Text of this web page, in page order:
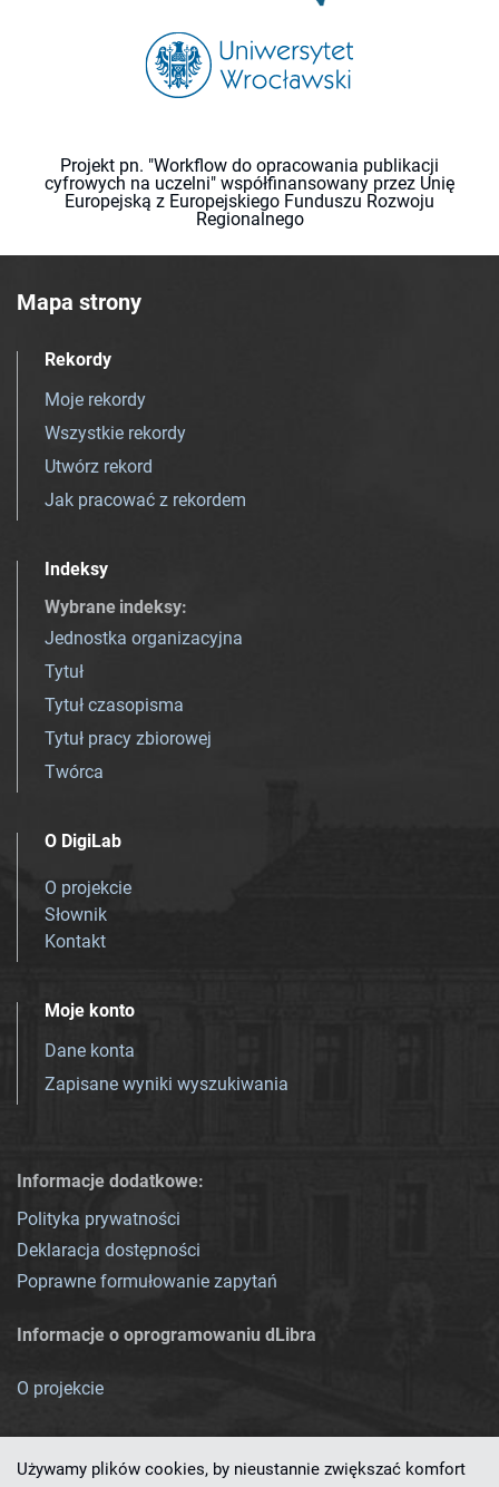
Projekt pn. "Workflow do opracowania publikacji
cyfrowych na uczelni" współfinansowany przez Unię
Europejską z Europejskiego Funduszu Rozwoju
Regionalnego
Mapa strony
Rekordy
Moje rekordy
Wszystkie rekordy
Utwórz rekord
Jak pracować z rekordem
Indeksy
Wybrane indeksy:
Jednostka organizacyjna
Tytuł
Tytuł czasopisma
Tytuł pracy zbiorowej
Twórca
O DigiLab
O projekcie
Słownik
Kontakt
Moje konto
Dane konta
Zapisane wyniki wyszukiwania
Informacje dodatkowe:
Polityka prywatności
Deklaracja dostępności
Poprawne formułowanie zapytań
Informacje o oprogramowaniu dLibra
O projekcie
Używamy plików cookies, by nieustannie zwiększać komfort